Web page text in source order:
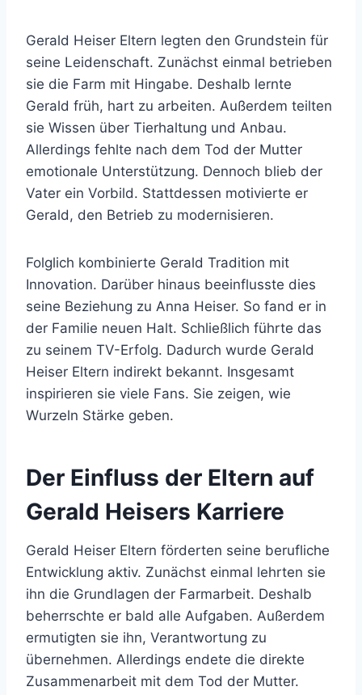
Gerald Heiser Eltern legten den Grundstein für
seine Leidenschaft. Zunächst einmal betrieben
sie die Farm mit Hingabe. Deshalb lernte
Gerald früh, hart zu arbeiten. Außerdem teilten
sie Wissen über Tierhaltung und Anbau.
Allerdings fehlte nach dem Tod der Mutter
emotionale Unterstützung. Dennoch blieb der
Vater ein Vorbild. Stattdessen motivierte er
Gerald, den Betrieb zu modernisieren.
Folglich kombinierte Gerald Tradition mit
Innovation. Darüber hinaus beeinflusste dies
seine Beziehung zu Anna Heiser. So fand er in
der Familie neuen Halt. Schließlich führte das
zu seinem TV-Erfolg. Dadurch wurde Gerald
Heiser Eltern indirekt bekannt. Insgesamt
inspirieren sie viele Fans. Sie zeigen, wie
Wurzeln Stärke geben.
Der Einfluss der Eltern auf
Gerald Heisers Karriere
Gerald Heiser Eltern förderten seine berufliche
Entwicklung aktiv. Zunächst einmal lehrten sie
ihn die Grundlagen der Farmarbeit. Deshalb
beherrschte er bald alle Aufgaben. Außerdem
ermutigten sie ihn, Verantwortung zu
übernehmen. Allerdings endete die direkte
Zusammenarbeit mit dem Tod der Mutter.